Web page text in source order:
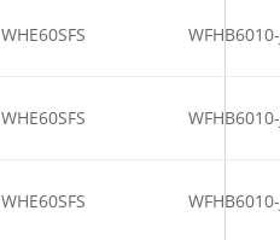
WHE60SFS
WHE60SFS
WHE60SFS